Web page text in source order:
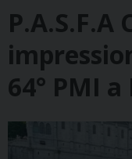
P.A.S.F.A
64° PMI